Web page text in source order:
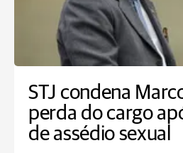
STJ condena
perda do cargo
de assédio sexual